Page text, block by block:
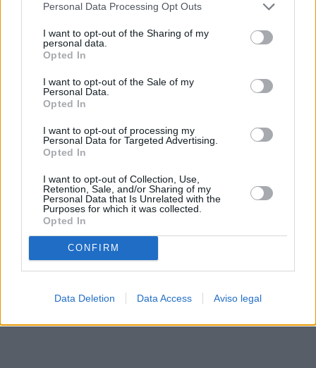
negar su consentimiento. Tenga en cuenta que algún
de su consentimiento, pero usted tiene el derecho de
rechazar tal procesamiento. Sus preferencias se aplicarán
cualquier momento entrando de nuevo en este sitio web o
visitando nuestra política de privacidad.
Personal Data Processing Opt Outs
I want to opt-out of the Sharing of my
personal data.
Opted In
I want to opt-out of the Sale of my
Personal Data.
Opted In
I want to opt-out of processing my
Personal Data for Targeted Advertising.
Opted In
I want to opt-out of Collection, Use,
Retention, Sale, and/or Sharing of my
Personal Data that Is Unrelated with the
Purposes for which it was collected.
Opted In
CONFIRM
Data Deletion Data Access Aviso legal